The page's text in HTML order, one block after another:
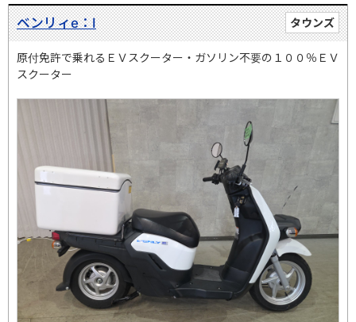
タウンズ
ベンリィe：Ⅰ
原付免許で乗れるＥＶスクーター・ガソリン不要の１００％ＥＶ
スクーター